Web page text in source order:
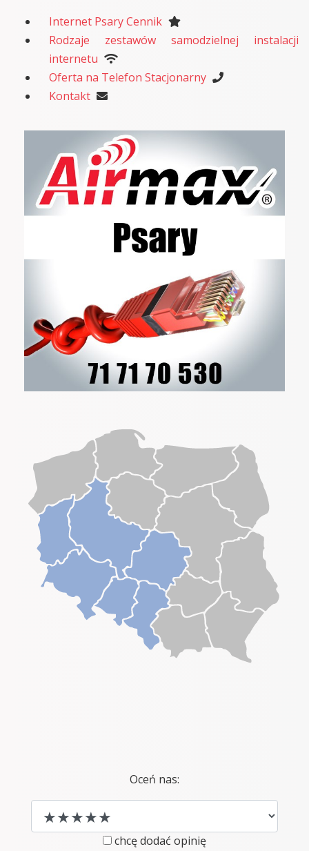
Internet Psary Cennik
Rodzaje zestawów samodzielnej instalacji
internetu
Oferta na Telefon Stacjonarny
Kontakt
Oceń nas:
chcę dodać opinię